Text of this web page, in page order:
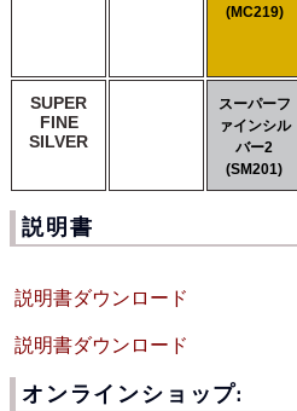
(MC219)
SUPER
FINE
SILVER
スーパーフ
ァインシル
バー2
(SM201)
説明書
説明書ダウンロード
説明書ダウンロード
オンラインショップ: